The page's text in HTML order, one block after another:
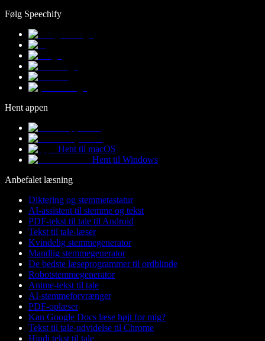
Følg Speechify
Hent appen
Hent til macOS
Hent til Windows
Anbefalet læsning
Diktering og stemmetastatur
AI-assistent til stemme og tekst
PDF-tekst til tale til Android
Tekst til tale-læser
Kvindelig stemmegenerator
Mandlig stemmegenerator
De bedste læseprogrammer til ordblinde
Robotstemmegenerator
Anime-tekst til tale
AI-stemmeforvrænger
PDF-oplæser
Kan Google Docs læse højt for mig?
Tekst til tale-udvidelse til Chrome
Hindi tekst til tale